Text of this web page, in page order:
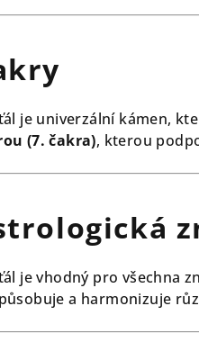
je univerzální kámen,
(7. čakra), kterou
je vhodný pro všechna
a harmonizuje